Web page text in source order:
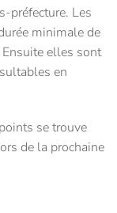
préfecture. Les
minimale de
elles sont
en
se trouve
de la prochaine